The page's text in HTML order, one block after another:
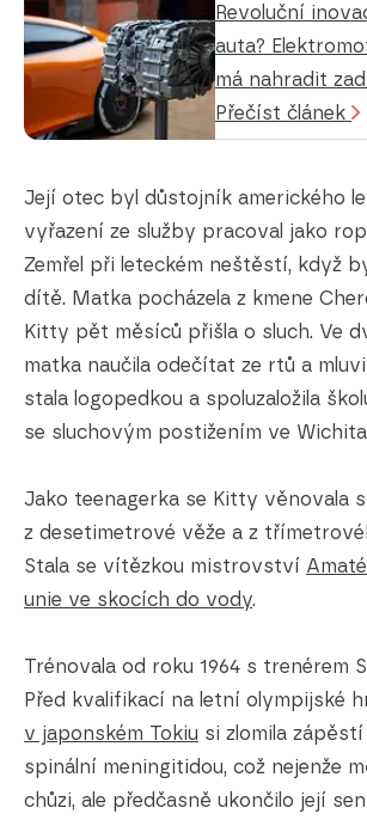
Revoluční
auta?
má nahradit
Přečíst článek
Její otec byl důstojník amerického
vyřazení ze služby pracoval jako
Zemřel při leteckém neštěstí, když
dítě. Matka pocházela z kmene
Kitty pět měsíců přišla o sluch. Ve
matka naučila odečítat ze rtů a
stala logopedkou a spoluzaložila
se sluchovým postižením ve Wichita
Jako teenagerka se Kitty věnovala
z desetimetrové věže a z
Stala se vítězkou mistrovství
unie ve skocích do vody.
Trénovala od roku 1964 s trenérem
Před kvalifikací na letní olympijské
v japonském Tokiu si zlomila
spinální meningitidou, což nejenže
chůzi, ale předčasně ukončilo její